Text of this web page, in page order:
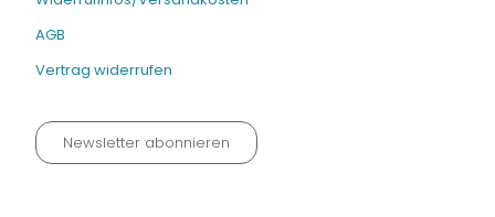
AGB
Vertrag widerrufen
Newsletter abonnieren